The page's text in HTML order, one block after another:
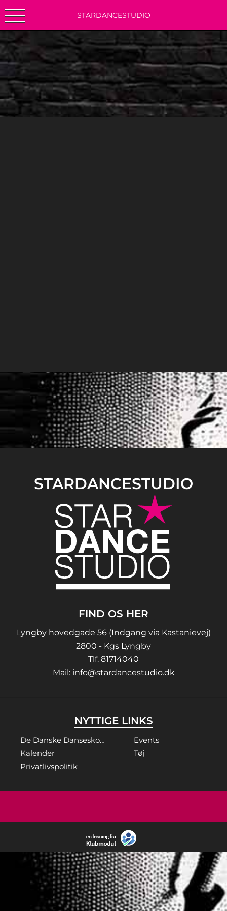
STARDANCESTUDIO
STARDANCESTUDIO
FIND OS HER
Lyngby hovedgade 56 (Indgang via Kastanievej)
2800 - Kgs Lyngby
Tlf. 81714040
Mail: info@stardancestudio.dk
NYTTIGE LINKS
De Danske Danseskoler
Events
Kalender
Tøj
Privatlivspolitik